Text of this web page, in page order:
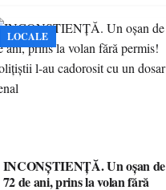
LOCALE
INCONȘTIENȚĂ. Un oșan de
72 de ani, prins la volan fără